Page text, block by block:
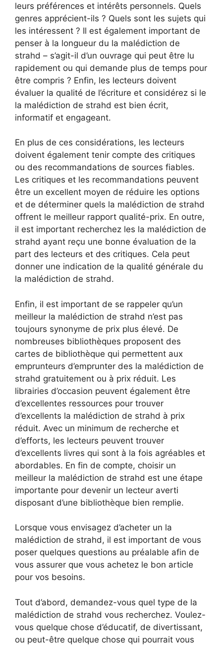
leurs préférences et intérêts personnels. Quels
genres apprécient-ils ? Quels sont les sujets qui
les intéressent ? Il est également important de
penser à la longueur du la malédiction de
strahd – s’agit-il d’un ouvrage qui peut être lu
rapidement ou qui demande plus de temps pour
être compris ? Enfin, les lecteurs doivent
évaluer la qualité de l’écriture et considérez si le
la malédiction de strahd est bien écrit,
informatif et engageant.
En plus de ces considérations, les lecteurs
doivent également tenir compte des critiques
ou des recommandations de sources fiables.
Les critiques et les recommandations peuvent
être un excellent moyen de réduire les options
et de déterminer quels la malédiction de strahd
offrent le meilleur rapport qualité-prix. En outre,
il est important recherchez les la malédiction de
strahd ayant reçu une bonne évaluation de la
part des lecteurs et des critiques. Cela peut
donner une indication de la qualité générale du
la malédiction de strahd.
Enfin, il est important de se rappeler qu’un
meilleur la malédiction de strahd n’est pas
toujours synonyme de prix plus élevé. De
nombreuses bibliothèques proposent des
cartes de bibliothèque qui permettent aux
emprunteurs d’emprunter des la malédiction de
strahd gratuitement ou à prix réduit. Les
librairies d’occasion peuvent également être
d’excellentes ressources pour trouver
d’excellents la malédiction de strahd à prix
réduit. Avec un minimum de recherche et
d’efforts, les lecteurs peuvent trouver
d’excellents livres qui sont à la fois agréables et
abordables. En fin de compte, choisir un
meilleur la malédiction de strahd est une étape
importante pour devenir un lecteur averti
disposant d’une bibliothèque bien remplie.
Lorsque vous envisagez d’acheter un la
malédiction de strahd, il est important de vous
poser quelques questions au préalable afin de
vous assurer que vous achetez le bon article
pour vos besoins.
Tout d’abord, demandez-vous quel type de la
malédiction de strahd vous recherchez. Voulez-
vous quelque chose d’éducatif, de divertissant,
ou peut-être quelque chose qui pourrait vous